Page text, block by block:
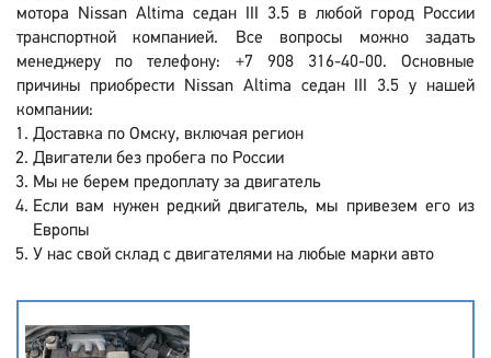
мотора Nissan Altima седан III 3.5 в любой город России
транспортной компанией. Все вопросы можно задать
менеджеру по телефону: +7 908 316-40-00. Основные
причины приобрести Nissan Altima седан III 3.5 у нашей
компании:
Доставка по Омску, включая регион
Двигатели без пробега по России
Мы не берем предоплату за двигатель
Если вам нужен редкий двигатель, мы привезем его из
Европы
У нас свой склад с двигателями на любые марки авто